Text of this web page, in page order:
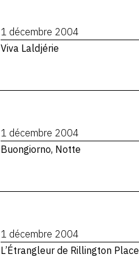
1 décembre 2004
Viva Laldjérie
1 décembre 2004
Buongiorno, Notte
1 décembre 2004
L’Étrangleur de Rillington Place